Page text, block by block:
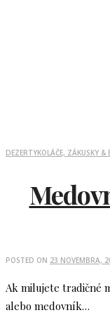
DEZERTYKOLÁČE, ZÁKUSKY &
POSTED ON 23 NOVEMBRA,
Ak milujete tradičné
alebo medovník…